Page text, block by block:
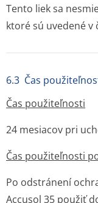
Tento liek sa
ktoré sú uvedené v
6.3 Čas
Čas použiteľnosti
24 mesiacov pri
Čas použiteľnosti
Po odstránení
Accusol 35 použiť